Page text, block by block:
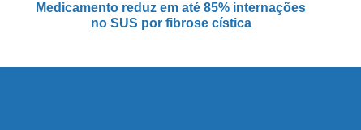
Medicamento reduz em até 85% internações
no SUS por fibrose cística